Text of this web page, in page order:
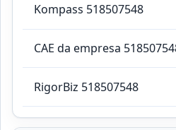
Kompass 518507548
CAE da empresa
RigorBiz 518507548